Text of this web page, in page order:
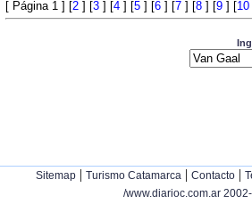
[ Página 1 ] [2 ] [3 ] [4 ] [5 ] [6 ] [7 ] [8 ] [9 ] [10
Sitemap | Turismo Catamarca | Contacto |
/www.diarioc.com.ar